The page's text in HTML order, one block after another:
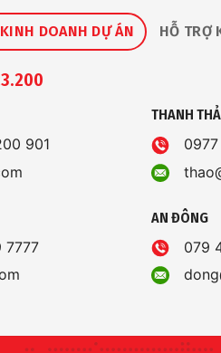
DOANH DỰ ÁN HỖ TRỢ
901
7777
THANH
AN ĐÔNG
079